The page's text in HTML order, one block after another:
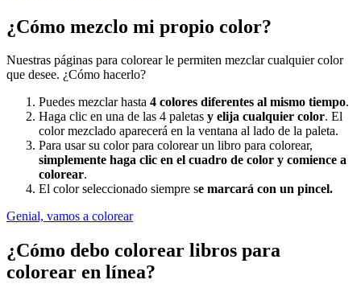
¿Cómo mezclo mi propio color?
Nuestras páginas para colorear le permiten mezclar cualquier color
que desee. ¿Cómo hacerlo?
Puedes mezclar hasta 4 colores diferentes al mismo tiempo.
Haga clic en una de las 4 paletas y elija cualquier color. El
color mezclado aparecerá en la ventana al lado de la paleta.
Para usar su color para colorear un libro para colorear,
simplemente haga clic en el cuadro de color y comience a
colorear.
El color seleccionado siempre se marcará con un pincel.
Genial, vamos a colorear
¿Cómo debo colorear libros para
colorear en línea?